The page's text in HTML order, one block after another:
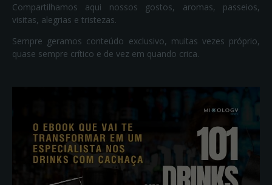
Compartilhamos aqui nossos gostos, aromas, passeios,
visitas, alegrias e tristezas.
Sempre geramos conteúdo exclusivo, muitas vezes próprio,
quase sempre crítico e de vez em quando crica.